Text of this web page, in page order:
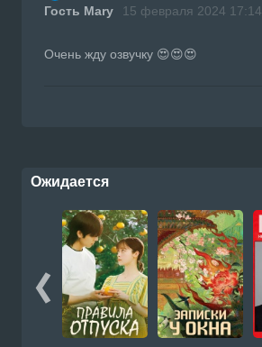
Гость Mary 15 февраля 2024 17:14
Очень жду озвучку 😍😍😍
Ожидается